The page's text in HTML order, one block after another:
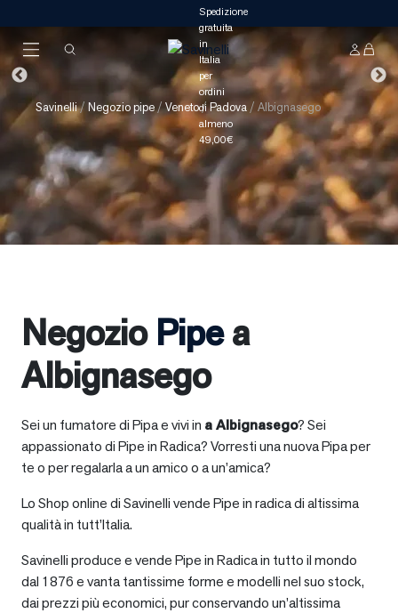
Savinelli/ Negozio pipe/Veneto/Padova / Albignasego
Negozio Pipea
Albignasego
Sei un fumatore di Pipa e vivi in aAlbignasego? Sei
appassionato di Pipe in Radica? Vorresti una nuova Pipa per
te o per regalarla a un amico o a un’amica?
Lo Shop online di Savinelli vende Pipe in radica di altissima
qualità in tutt’Italia.
Savinelli produce e vende Pipe in Radica in tutto il mondo
dal 1876 e vanta tantissime forme e modelli nel suo stock,
dai prezzi più economici, pur conservando un’altissima